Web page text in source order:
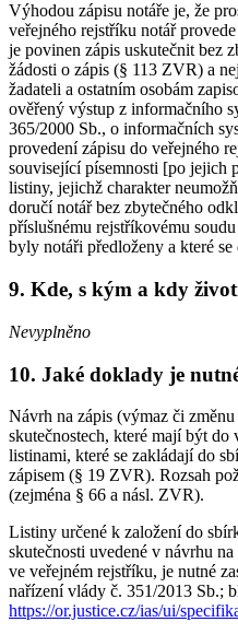
Výhodou zápisu notáře je, že
veřejného rejstříku notář
je povinen zápis uskutečnit bez
žádosti o zápis (§ 113 ZVR) a
žadateli a ostatním osobám
ověřený výstup z informačního
365/2000 Sb., o informačních
provedení zápisu do veřejného
související písemnosti [po jejich
listiny, jejichž charakter
doručí notář bez zbytečného
příslušnému rejstříkovému
byly notáři předloženy a které
9. Kde, s kým a kdy
Nevyplněno
10. Jaké doklady je
Návrh na zápis (výmaz či
skutečnostech, které mají být do
listinami, které se zakládají do
zápisem (§ 19 ZVR). Rozsah
(zejména § 66 a násl. ZVR).
Listiny určené k založení do
skutečnosti uvedené v návrhu
ve veřejném rejstříku, je nutné
nařízení vlády č. 351/2013 Sb.;
https://or.justice.cz/ias/ui/